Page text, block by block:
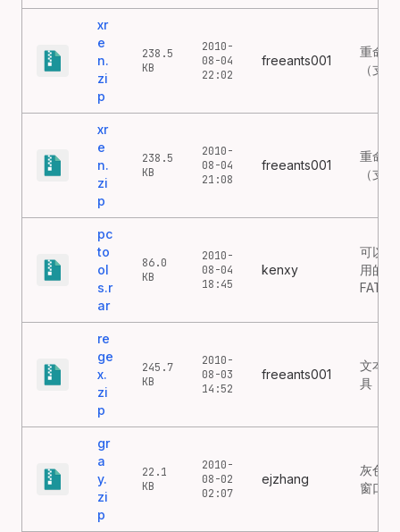
xr
e
n.
zi
p
238.5
KB
2010-
08-04
22:02
freeants001
重命
（支
xr
e
n.
zi
p
238.5
KB
2010-
08-04
21:08
freeants001
重命
（支
pc
to
ol
s.r
ar
86.0
KB
2010-
08-04
18:45
kenxy
可以
用的
FAT32
re
ge
x.
zi
p
245.7
KB
2010-
08-03
14:52
freeants001
文本
具（
gr
a
y.
zi
p
22.1
KB
2010-
08-02
02:07
ejzhang
灰色
窗口